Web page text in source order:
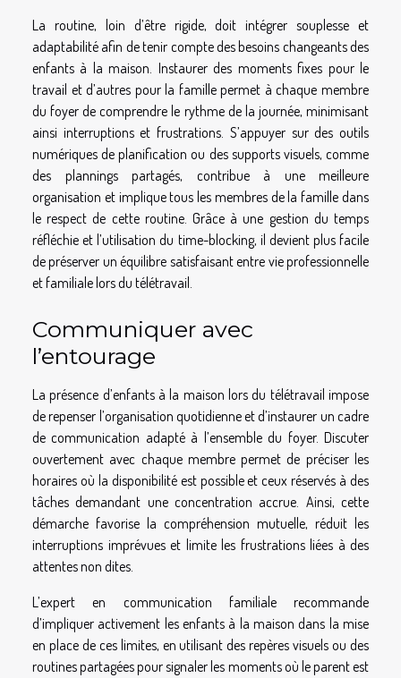
La routine, loin d’être rigide, doit intégrer souplesse et
adaptabilité afin de tenir compte des besoins changeants des
enfants à la maison. Instaurer des moments fixes pour le
travail et d’autres pour la famille permet à chaque membre
du foyer de comprendre le rythme de la journée, minimisant
ainsi interruptions et frustrations. S’appuyer sur des outils
numériques de planification ou des supports visuels, comme
des plannings partagés, contribue à une meilleure
organisation et implique tous les membres de la famille dans
le respect de cette routine. Grâce à une gestion du temps
réfléchie et l’utilisation du time-blocking, il devient plus facile
de préserver un équilibre satisfaisant entre vie professionnelle
et familiale lors du télétravail.
Communiquer avec
l’entourage
La présence d’enfants à la maison lors du télétravail impose
de repenser l’organisation quotidienne et d’instaurer un cadre
de communication adapté à l’ensemble du foyer. Discuter
ouvertement avec chaque membre permet de préciser les
horaires où la disponibilité est possible et ceux réservés à des
tâches demandant une concentration accrue. Ainsi, cette
démarche favorise la compréhension mutuelle, réduit les
interruptions imprévues et limite les frustrations liées à des
attentes non dites.
L’expert en communication familiale recommande
d’impliquer activement les enfants à la maison dans la mise
en place de ces limites, en utilisant des repères visuels ou des
routines partagées pour signaler les moments où le parent est